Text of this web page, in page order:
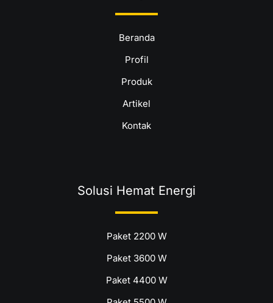
Beranda
Profil
Produk
Artikel
Kontak
Solusi Hemat Energi
Paket 2200 W
Paket 3600 W
Paket 4400 W